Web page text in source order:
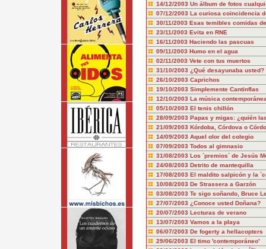
14/12/2003 Un álbum de fotos
07/12/2003 La curiosa coincidencia
30/11/2003 Esas temibles comidas
23/11/2003 Evita en RNE
16/11/2003 Haciendo las pascuas
09/11/2003 Humo en el agua
02/11/2003 Vete con tus muertos
31/10/2003 ¿Qué desayunaba usted?
26/10/2003 Caprichos
19/10/2003 Simplemente Cantinflas
12/10/2003 La música
05/10/2003 El tenis chillón
28/09/2003 Papas y migas: ¿quién
21/09/2003 Kórdoba, Córdova o
14/09/2003 Aquel olor del colegio
07/09/2003 Todos al gimnasio
31/08/2003 Los `premios´ de Jesús
24/08/2003 Detrito de mantequilla
17/08/2003 El maldito salpicón y la
10/08/2003 De Strassera a Garzón
03/08/2003 Te sigo soñando, Bruce
27/07/2003 ¿Conoce usted Doñana?
20/07/2003 Lecturas de verano
13/07/2003 Vamos a la playa
06/07/2003 De fogerty a hellacopters
29/06/2003 El timo 'contemporáneo'